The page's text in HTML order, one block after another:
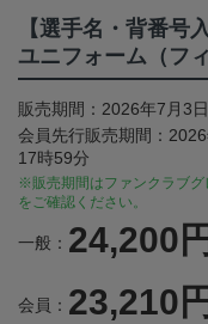
【選手名・背番号
ユニフォーム（フ
販売期間：2026年7月3
会員先行販売期間：
17時59分
※販売期間はファンクラブ
をご確認ください。
一般： 24,200円
会員： 23,210円